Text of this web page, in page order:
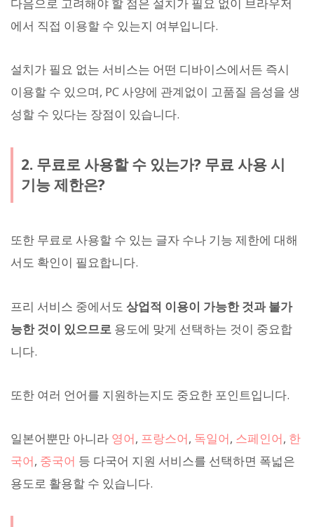
다음으로 고려해야 할 점은 설치가 필요 없이 브라우저
에서 직접 이용할 수 있는지 여부입니다.
설치가 필요 없는 서비스는 어떤 디바이스에서든 즉시
이용할 수 있으며, PC 사양에 관계없이 고품질 음성을 생
성할 수 있다는 장점이 있습니다.
2. 무료로 사용할 수 있는가? 무료 사용 시
기능 제한은?
또한 무료로 사용할 수 있는 글자 수나 기능 제한에 대해
서도 확인이 필요합니다.
프리 서비스 중에서도 상업적 이용이 가능한 것과 불가
능한 것이 있으므로 용도에 맞게 선택하는 것이 중요합
니다.
또한 여러 언어를 지원하는지도 중요한 포인트입니다.
일본어뿐만 아니라 영어, 프랑스어, 독일어, 스페인어, 한
국어, 중국어 등 다국어 지원 서비스를 선택하면 폭넓은
용도로 활용할 수 있습니다.